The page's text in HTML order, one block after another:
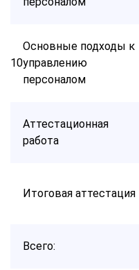
10
Основные подходы к
управлению
персоналом
Аттестационная
работа
Итоговая аттестация
Всего: